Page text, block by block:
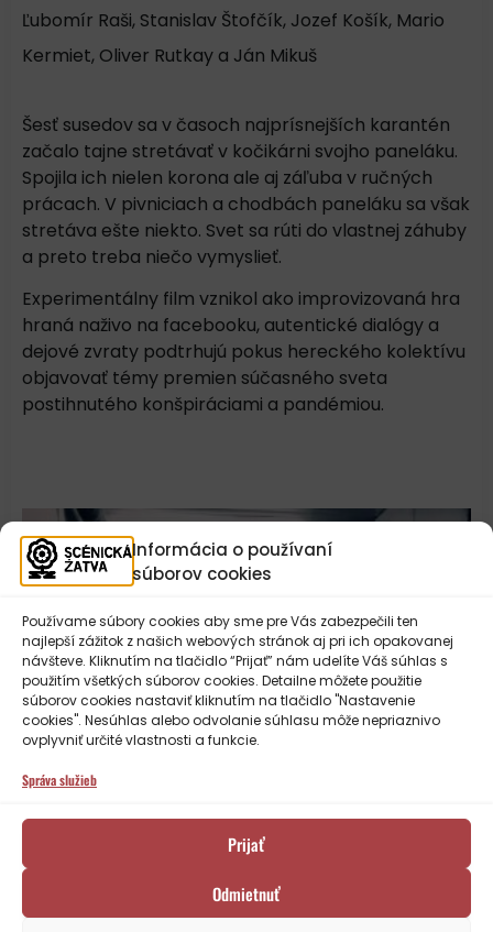
Informácia o používaní
súborov cookies
Používame súbory cookies aby sme pre Vás zabezpečili ten
najlepší zážitok z našich webových stránok aj pri ich opakovanej
návšteve. Kliknutím na tlačidlo “Prijať” nám udelíte Váš súhlas s
použitím všetkých súborov cookies. Detailne môžete použitie
súborov cookies nastaviť kliknutím na tlačidlo "Nastavenie
cookies". Nesúhlas alebo odvolanie súhlasu môže nepriaznivo
ovplyvniť určité vlastnosti a funkcie.
Správa služieb
Prijať
Odmietnuť
Ľubomír Raši, Stanislav Štofčík, Jozef Košík, Mario
Kermiet, Oliver Rutkay a Ján Mikuš
Šesť susedov sa v časoch najprísnejších karantén
začalo tajne stretávať v kočikárni svojho paneláku.
Spojila ich nielen korona ale aj záľuba v ručných
prácach. V pivniciach a chodbách paneláku sa však
stretáva ešte niekto. Svet sa rúti do vlastnej záhuby
a preto treba niečo vymyslieť.
Experimentálny film vznikol ako improvizovaná hra
hraná naživo na facebooku, autentické dialógy a
dejové zvraty podtrhujú pokus hereckého kolektívu
objavovať témy premien súčasného sveta
postihnutého konšpiráciami a pandémiou.